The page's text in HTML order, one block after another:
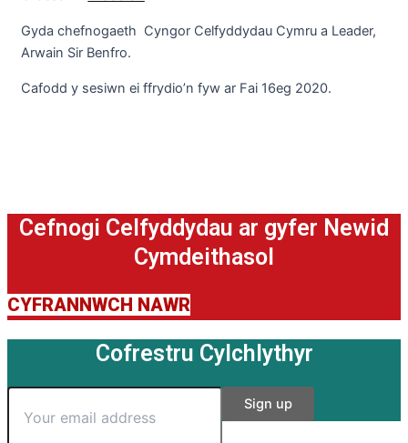
Gyda chefnogaeth Cyngor Celfyddydau Cymru a Leader,
Arwain Sir Benfro.
Cafodd y sesiwn ei ffrydio’n fyw ar Fai 16eg 2020.
Cefnogi Celfyddydau ar gyfer Newid
Cymdeithasol
CYFRANNWCH NAWR
Cofrestru Cylchlythyr